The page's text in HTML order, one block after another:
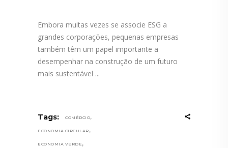
Embora muitas vezes se associe ESG a
grandes corporações, pequenas empresas
também têm um papel importante a
desempenhar na construção de um futuro
mais sustentável
Tags: COMÉRCIO,
ECONOMIA CIRCULAR ,
ECONOMIA VERDE ,